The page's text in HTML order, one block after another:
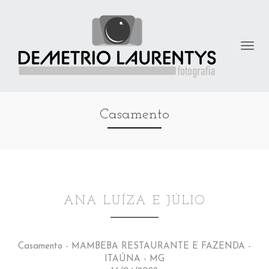
Casamento
ANA LUÍZA E JÚLIO
Casamento - MAMBEBA RESTAURANTE E FAZENDA -
ITAÚNA - MG